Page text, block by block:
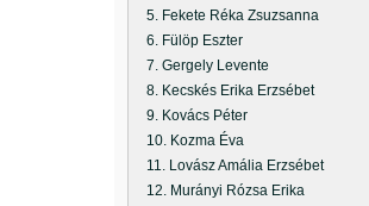
5. Fekete Réka Zsuzsanna
6. Fülöp Eszter
7. Gergely Levente
8. Kecskés Erika Erzsébet
9. Kovács Péter
10. Kozma Éva
11. Lovász Amália Erzsébet
12. Murányi Rózsa Erika